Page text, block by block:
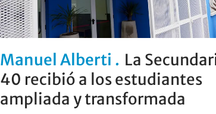
Manuel Alberti
La
40 recibió a los estudiantes
ampliada y transformada